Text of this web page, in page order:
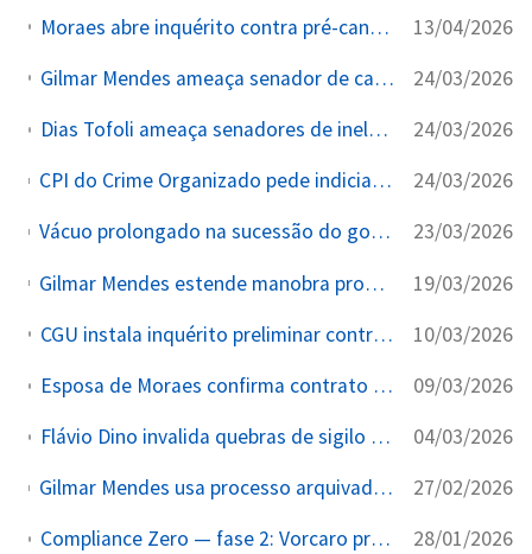
Moraes abre inquérito contra pré-candidato à Presidência Flávio Bolsonaro por postagem criticando Lula após prisão de Maduro 13/04/2026
Gilmar Mendes ameaça senador de cassação em discurso oficial na 2ª Turma do STF e acusa relator da CPI de ter 'colegas milicianos' 24/03/2026
Dias Tofoli ameaça senadores de inelegibilidade em sessão oficial do STF por terem pedido seu indiciamento 24/03/2026
CPI do Crime Organizado pede indiciamento de Tofoli, Alexandre de Moraes, Gilmar Mendes e Paulo Gonet por crimes de responsabilidade 24/03/2026
Vácuo prolongado na sucessão do governo do Rio de Janeiro após renúncia de Cláudio Castro mantém desembargador como chefe do Executivo por decisão do STF 23/03/2026
Gilmar Mendes estende manobra processual para anular sigilo do fundo Arlim de Fabiano Zetel, comprador da parte de Tofoli no resort de Trancoso 19/03/2026
CGU instala inquérito preliminar contra servidores do BC após sindicância interna 10/03/2026
Esposa de Moraes confirma contrato com Banco Master após quatro meses de silêncio 09/03/2026
Flávio Dino invalida quebras de sigilo da CPMI do INSS a pedido de investigada ligada a Lulinha 04/03/2026
Gilmar Mendes usa processo arquivado de CPI diversa para anular quebra de sigilo da empresa de Tofoli aprovada por unanimidade pela CPI do Crime Organizado 27/02/2026
Compliance Zero — fase 2: Vorcaro preso pela segunda vez; Toffoli assume caso no STF sob sigilo 28/01/2026